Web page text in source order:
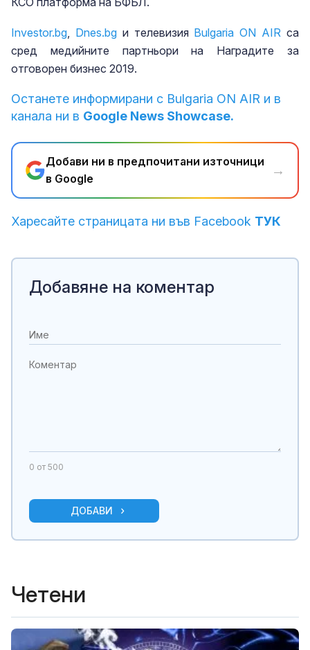
Investor.bg, Dnes.bgи телевизия Bulgaria ON AIR са
сред медийните партньори на Наградите за
отговорен бизнес 2019.
Останете информирани с Bulgaria ON AIR и в
канала ни в Google News Showcase.
Добави ни в предпочитани източници
в Google
→
Харесайте страницата ни във Facebook ТУК
Добавяне на коментар
0 от 500
ДОБАВИ
Четени